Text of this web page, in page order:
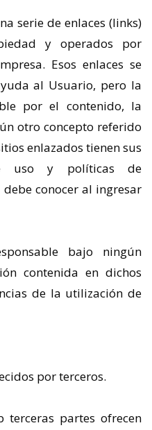
serie de enlaces (links)
y operados por
Esos enlaces se
al Usuario, pero la
por el contenido, la
otro concepto referido
enlazados tienen sus
uso y políticas de
conocer al ingresar
bajo ningún
contenida en dichos
de la utilización de
por terceros.
terceras partes ofrecen